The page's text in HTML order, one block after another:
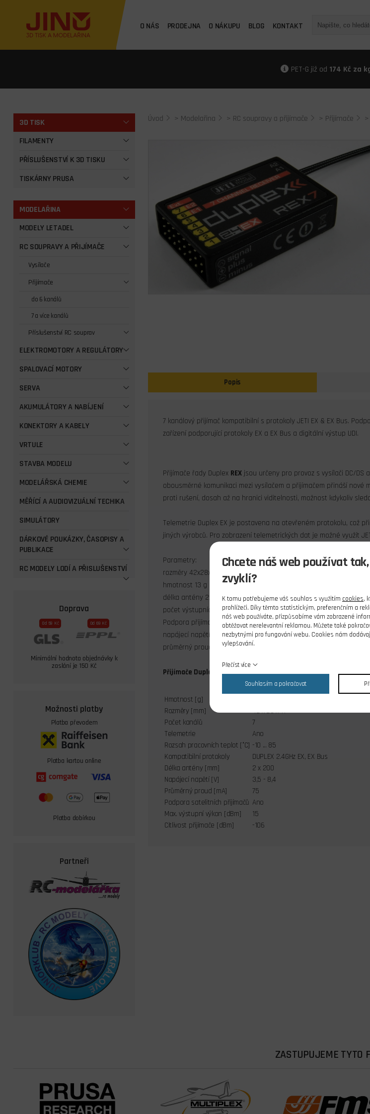
O NÁS PRODEJNA O NÁKUPU BLOG KONTAKT
PET-G již od 174 Kč za
3D TISK
FILAMENTY
PŘÍSLUŠENSTVÍ K 3D TISKU
TISKÁRNY PRUSA
MODELAŘINA
MODELY LETADEL
RC SOUPRAVY A PŘIJÍMAČE
Vysílače
Přijímače
do 6 kanálů
7 a více kanálů
Příslušenství RC souprav
ELEKTROMOTORY A REGULÁTORY
SPALOVACÍ MOTORY
SERVA
AKUMULÁTORY A NABÍJENÍ
KONEKTORY A KABELY
VRTULE
STAVBA MODELU
MODELÁŘSKÁ CHEMIE
MĚŘÍCÍ A AUDIOVIZUÁLNÍ TECHIKA
SIMULÁTORY
DÁRKOVÉ POUKÁZKY, ČASOPISY A
PUBLIKACE
RC MODELY LODÍ A PŘISLUŠENSTVÍ
Doprava
Od 59 Kč Od 69 Kč
Minimální hodnota objednávky k
zaslání je 150 Kč
Možnosti platby
Platba převodem
Platba kartou online
Platba dobírkou
Partneři
Úvod > Modelařina > RC soupravy a přijímače > Přijímače >
Popis
7 kanálový přijímač kompatibilní s protokoly JETI EX & EX Bus.
zařízení podporující protokoly EX a EX Bus a digitální výstup UDI.
Přijímače řady Duplex REXjsou určeny pro provoz s vysílači DC/DS
obousměrné komunikaci mezi vysílačem a přijímačem přináší
proti rušení, dosah až na hranici viditelnosti, možnost kdykoliv
Telemetrie Duplex EX je postavena na otevřeném protokolu, což
jiných výrobců. Pro zobrazení telemetrických dat je možné využít
Parametry:
rozměry 42x28x11 mm
hmotnost 13 g
délka antény 2x400 mm
počet výstupních kanálů 7
Podpora přijímačových satelitů Rsat ANO
napájecí napětí 3,5-8,4 V
průměrný proud 75 mA
Přijímače Duplex REX jsou plně kompatibilní s předchozí verzí
Hmotnost [g]
Rozměry [mm]
42 x 28 x 11
Počet kanálů
7
Telemetrie
Ano
Rozsah pracovních teplot [°C] -10 ... 85
Kompatibilní protokoly
DUPLEX 2.4GHz EX, EX Bus
Délka antény [mm]
2 x 200
Napájecí napětí [V]
3,5 - 8,4
Průměrný proud [mA]
75
Podpora satelitních přijímačů Ano
Max. výstupní výkon [dBm]
15
Citlivost přijímače [dBm]
-106
ZASTUPUJEME TYTO
Chcete náš web používat
zvyklí?
K tomu potřebujeme váš souhlas s využitím cookies,
prohlížeči. Díky těmto statistickým, preferenčním a
náš web používáte, přizpůsobíme vám zobrazené
obtěžovat nerelevantní reklamou. Můžete také
nezbytnými pro fungování webu. Cookies nám
vylepšování.
Přečíst více
Souhlasím a pokračovat